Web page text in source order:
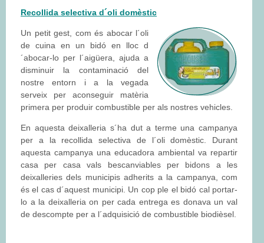
Recollida selectiva d´oli domèstic
Un petit gest, com és abocar l´oli
de cuina en un bidó en lloc d
´abocar-lo per l´aigüera, ajuda a
disminuir la contaminació del
nostre entorn i a la vegada
serveix per aconseguir matèria
primera per produir combustible per als nostres vehicles.
En aquesta deixalleria s´ha dut a terme una campanya
per a la recollida selectiva de l´oli domèstic. Durant
aquesta campanya una educadora ambiental va repartir
casa per casa vals bescanviables per bidons a les
deixalleries dels municipis adherits a la campanya, com
és el cas d´aquest municipi. Un cop ple el bidó cal portar-
lo a la deixalleria on per cada entrega es donava un val
de descompte per a l´adquisició de combustible biodièsel.